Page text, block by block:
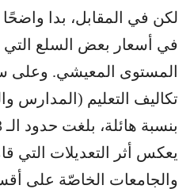
لكن في المقابل، بدا
في أسعار بعض السلع
المستوى المعيشي. وعلى
تكاليف التعليم (المدارس
يعكس أثر التعديلات التي
والجامعات الخاصّة على